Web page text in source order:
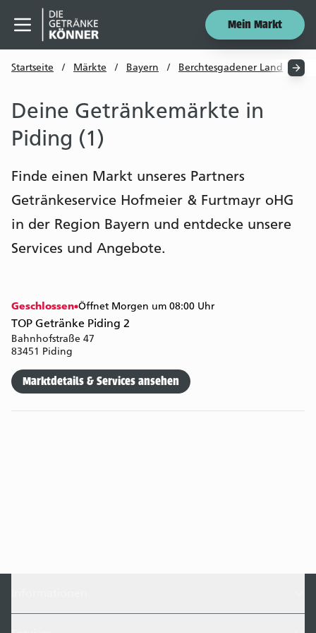
Menü öffnen
Mein Markt
Startseite / Märkte / Bayern / Berchtesgadener Land /
Deine Getränkemärkte in
Piding (1)
Finde einen Markt unseres Partners
Getränkeservice Hofmeier & Furtmayr oHG
in der Region Bayern und entdecke unsere
Services und Angebote.
Geschlossen Öffnet Morgen um 08:00 Uhr
TOP Getränke Piding 2
Bahnhofstraße 47
83451 Piding
Marktdetails & Services ansehen